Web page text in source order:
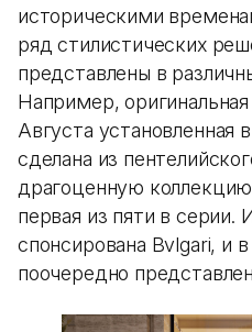
историческими
ряд стилистических
представлены в
Например,
Августа установленная
сделана из
драгоценную
первая из пяти в серии.
спонсирована Bvlgari, и
поочередно